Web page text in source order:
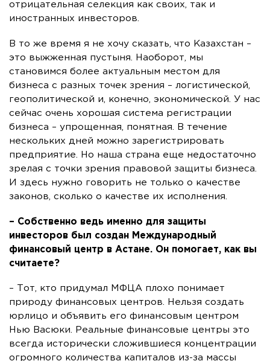
отрицательная селекция как своих, так и
иностранных инвесторов.
В то же время я не хочу сказать, что Казахстан –
это выжженная пустыня. Наоборот, мы
становимся более актуальным местом для
бизнеса с разных точек зрения – логистической,
геополитической и, конечно, экономической. У нас
сейчас очень хорошая система регистрации
бизнеса – упрощенная, понятная. В течение
нескольких дней можно зарегистрировать
предприятие. Но наша страна еще недостаточно
зрелая с точки зрения правовой защиты бизнеса.
И здесь нужно говорить не только о качестве
законов, сколько о качестве их исполнения.
– Собственно ведь именно для защиты
инвесторов был создан Международный
финансовый центр в Астане. Он помогает, как вы
считаете?
– Тот, кто придумал МФЦА плохо понимает
природу финансовых центров. Нельзя создать
юрлицо и объявить его финансовым центром
Нью Васюки. Реальные финансовые центры это
всегда исторически сложившиеся концентрации
огромного количества капиталов из-за массы